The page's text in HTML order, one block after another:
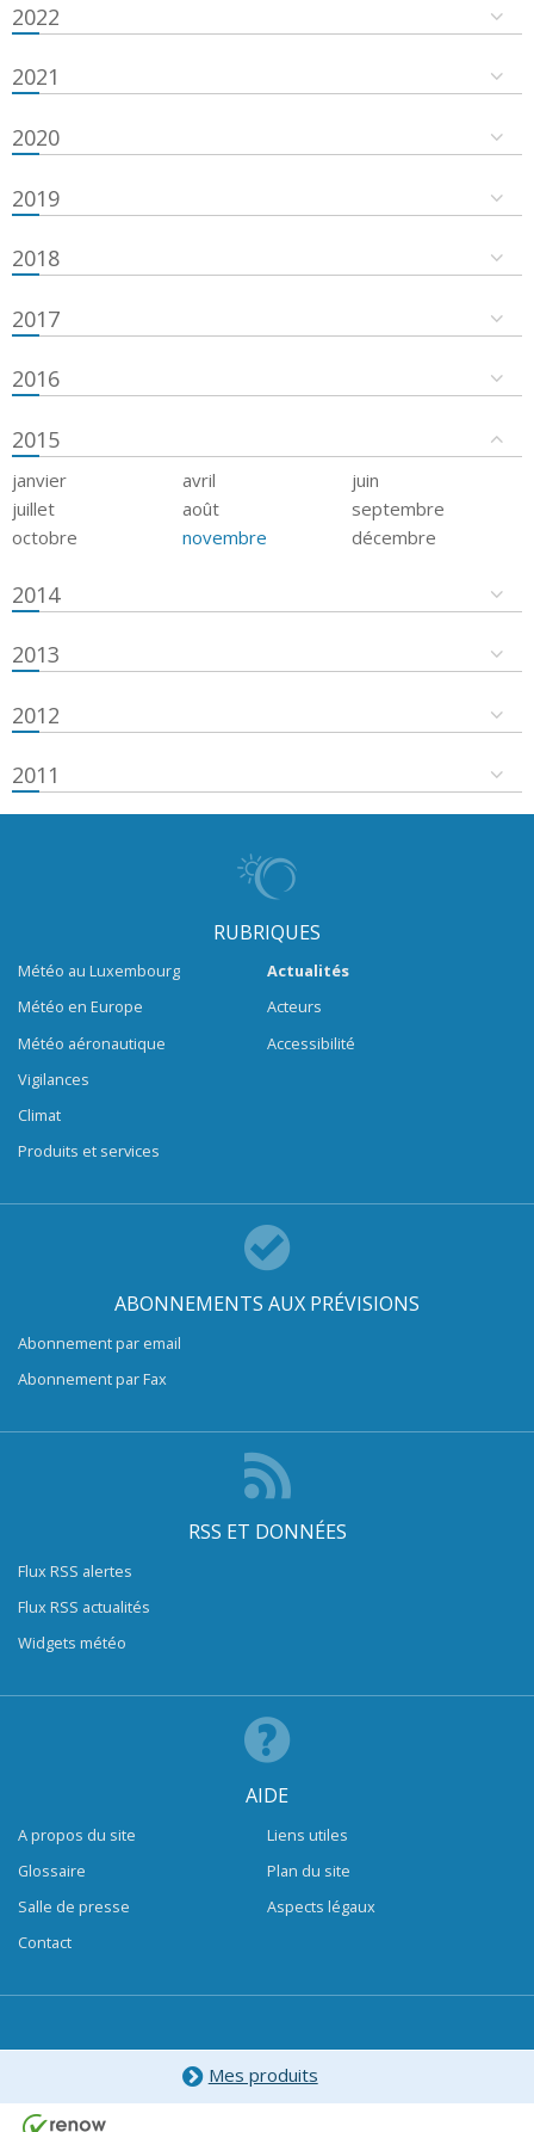
2022
2021
2020
2019
2018
2017
2016
2015
janvier avril
juin
juillet
août
septembre
octobre
novembre décembre
2014
2013
2012
2011
RUBRIQUES
Météo au Luxembourg
Météo en Europe
Météo aéronautique
Vigilances
Climat
Produits et services
Actualités
Acteurs
Accessibilité
ABONNEMENTS AUX PRÉVISIONS
Abonnement par email
Abonnement par Fax
RSS ET DONNÉES
Flux RSS alertes
Flux RSS actualités
Widgets météo
AIDE
A propos du site
Glossaire
Salle de presse
Contact
Liens utiles
Plan du site
Aspects légaux
Mes produits